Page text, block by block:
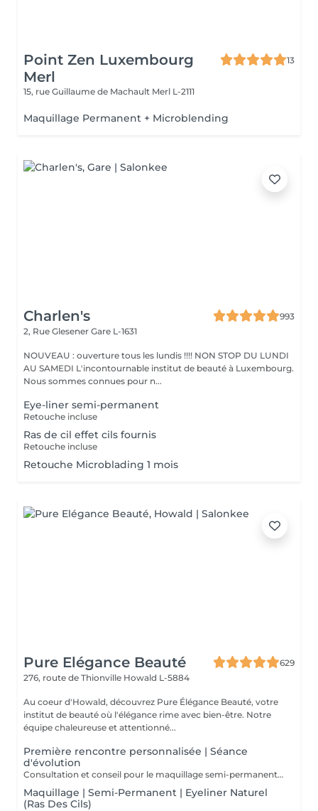
Point Zen Luxembourg
Merl
13
15, rue Guillaume de Machault Merl L-2111
Maquillage Permanent + Microblending
Charlen's
993
2, Rue Glesener Gare L-1631
NOUVEAU : ouverture tous les lundis !!!! NON STOP DU LUNDI
AU SAMEDI L'incontournable institut de beauté à Luxembourg.
Nous sommes connues pour n...
Eye-liner semi-permanent
Retouche incluse
Ras de cil effet cils fournis
Retouche incluse
Retouche Microblading 1 mois
Pure Elégance Beauté
629
276, route de Thionville Howald L-5884
Au coeur d'Howald, découvrez Pure Élégance Beauté, votre
institut de beauté où l'élégance rime avec bien-être. Notre
équipe chaleureuse et attentionné...
Première rencontre personnalisée | Séance
d'évolution
Consultation et conseil pour le maquillage semi-permanent/ dermopigmentation. Le maquillage semi-permanent est idéal pour rester impeccable en toutes circonstances. Il est durable, mais non définitif, au contraire du tatouage. Toutefois, la technique est semblable à celle d'un tatouage ordinaire. Des pigments sont à injecter dans l'épiderme via un appareil spécial. Afin de garantir votre réservation, un acompte est requis lors de la prise de rendez-vous.Merci pour votre compréhension.
Maquillage | Semi-Permanent | Eyeliner Naturel
(Ras Des Cils)